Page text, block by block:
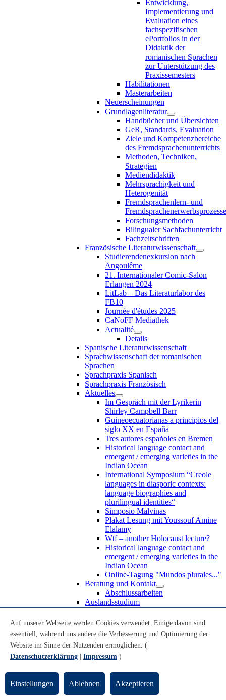
Entwicklung,
Implementierung und
Evaluation eines
fachspezifischen
ePortfolios in der
Didaktik der
romanischen Sprachen
zur Unterstützung des
Praxissemesters
Habilitationen
Masterarbeiten
Neuerscheinungen
Grundlagenliteratur
Handbücher und Übersichten
GeR, Standards, Evaluation
Ziele und Kompetenzbereiche
des Fremdsprachenunterrichts
Methoden, Techniken,
Strategien
Mediendidaktik
Mehrsprachigkeit und
Heterogenität
Fremdsprachenlern- und
Fremdsprachenerwerbsprozesse
Forschungsmethoden
Bilingualer Sachfachunterricht
Fachzeitschriften
Französische Literaturwissenschaft
Studierendenexkursion nach
Angoulême
21. Internationaler Comic-Salon
Erlangen 2024
LitLab – Das Literaturlabor des
FB10
Journée d'études 2025
CaNoFF Mediathek
Actualité
Details
Spanische Literaturwissenschaft
Sprachwissenschaft der romanischen
Sprachen
Sprachpraxis Spanisch
Sprachpraxis Französisch
Aktuelles
Im Gespräch mit der Lyrikerin
Shirley Campbell Barr
Guineoecuatorianas a principios del
siglo XX en España
Tres autores españoles en Bremen
Historical language contact and
emergent / emerging varieties in the
Indian Ocean
International Symposium “Creole
languages in diasporic contexts:
language biographies and
plurilingual identities“
Simposio Malvinas
Plakat Lesung mit Youssouf Amine
Elalamy
Wtf – another Holocaust lecture?
Historical language contact and
emergent / emerging varieties in the
Indian Ocean
Online-Tagung "Mundos plurales..."
Beratung und Kontakt
Abschlussarbeiten
Auslandsstudium
WoC Lab
Spanische Black Diaspora
Promotionen
Habilitationen
Nachwuchsförderung
Forschungszentren
Studienkommission
TnL
Auf unserer Webseite werden Cookies verwendet. Einige davon sind
essentiell, während uns andere die Verbesserung und Optimierung der
Website im Sinne der Nutzenden ermöglichen. (
Datenschutzerklärung
Impressum )
Einstellungen Ablehnen Akzeptieren